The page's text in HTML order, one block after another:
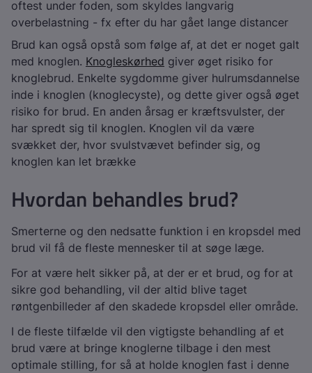
oftest under foden, som skyldes langvarig
overbelastning - fx efter du har gået lange distancer
Brud kan også opstå som følge af, at det er noget galt
med knoglen. Knogleskørhed giver øget risiko for
knoglebrud. Enkelte sygdomme giver hulrumsdannelse
inde i knoglen (knoglecyste), og dette giver også øget
risiko for brud. En anden årsag er kræftsvulster, der
har spredt sig til knoglen. Knoglen vil da være
svækket der, hvor svulstvævet befinder sig, og
knoglen kan let brække
Hvordan behandles brud?
Smerterne og den nedsatte funktion i en kropsdel med
brud vil få de fleste mennesker til at søge læge.
For at være helt sikker på, at der er et brud, og for at
sikre god behandling, vil der altid blive taget
røntgenbilleder af den skadede kropsdel eller område.
I de fleste tilfælde vil den vigtigste behandling af et
brud være at bringe knoglerne tilbage i den mest
optimale stilling, for så at holde knoglen fast i denne